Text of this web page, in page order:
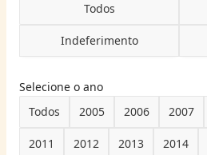
Todos
Indeferimento
Selecione o ano
Todos
2005 2006 2007
2011 2012 2013 2014